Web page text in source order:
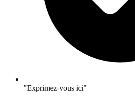
"Exprimez-vous ici"